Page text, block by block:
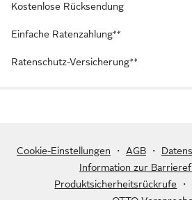
Kostenlose Rücksendung
Einfache Ratenzahlung**
Ratenschutz-Versicherung**
Cookie-Einstellungen ・ AGB ・
Information zur
Produktsicherheitsrückrufe
・